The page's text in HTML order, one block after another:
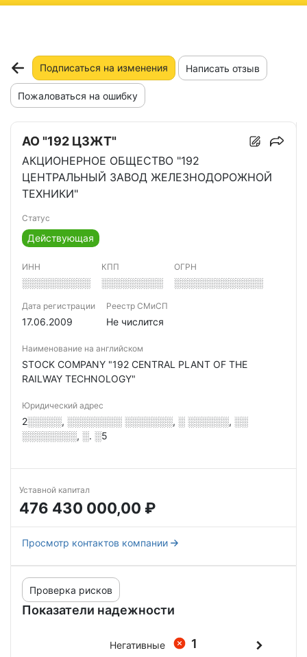
Подписаться на изменения Написать отзыв
Пожаловаться на ошибку
АО "192 ЦЗЖТ"
АКЦИОНЕРНОЕ ОБЩЕСТВО "192
ЦЕНТРАЛЬНЫЙ ЗАВОД ЖЕЛЕЗНОДОРОЖНОЙ
ТЕХНИКИ"
Статус
Действующая
ИНН
░░░░░░░░░░
КПП
░░░░░░░░░
ОГРН
░░░░░░░░░░░░░
Дата регистрации
17.06.2009
Реестр СМиСП
Не числится
Наименование на английском
STOCK COMPANY "192 CENTRAL PLANT OF THE
RAILWAY TECHNOLOGY"
Юридический адрес
2░░░░░, ░░░░░░░░ ░░░░░░░, ░ ░░░░░░, ░░
░░░░░░░░, ░. ░5
Уставной капитал
476 430 000,00 ₽
Просмотр контактов компании
Показатели надежности
Проверка рисков
1
Негативные